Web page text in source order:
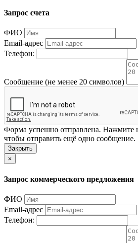
Запрос счета
ФИО
Email-адрес
Телефон:
Сообщение (не менее 20 символов)
Форма успешно отправлена. Нажмите
чтобы отправить ещё одно сообщение.
Закрыть
×
Запрос коммерческого предложения
ФИО
Email-адрес
Телефон: